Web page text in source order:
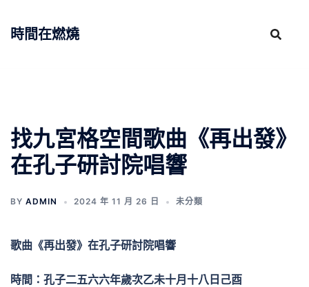
時間在燃燒
找九宮格空間歌曲《再出發》
在孔子研討院唱響
BY ADMIN 2024 年 11 月 26 日 未分類
歌曲《再出發》在孔子研討院唱響
時間：孔子二五六六年歲次乙未十月十八日己酉